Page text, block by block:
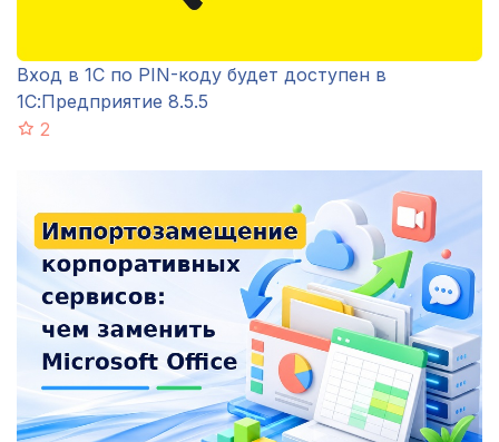
Вход в 1С по PIN-коду будет доступен в
1С:Предприятие 8.5.5
2